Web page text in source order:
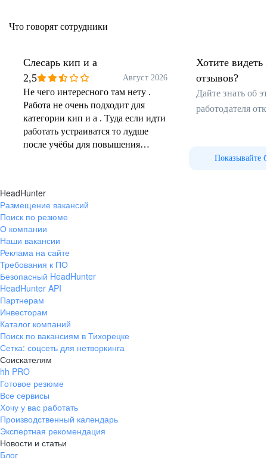
Карьера
Подробнее
Что говорят сотрудники
Слесарь кип и а
2,5
Август 2026
Не чего интересного там нету .
Работа не очень подходит для
категории кип и а . Туда если идти
работать устраиватся то лудше
после учёбы для повышения
Хотите видеть
отзывов?
Дайте знать об
работодателя
Показывайте
HeadHunter
Размещение вакансий
Поиск по резюме
О компании
Наши вакансии
Реклама на сайте
Требования к ПО
Безопасный HeadHunter
HeadHunter API
Партнерам
Инвесторам
Каталог компаний
Поиск по вакансиям в Тихорецке
Сетка: соцсеть для нетворкинга
Соискателям
hh PRO
Готовое резюме
Все сервисы
Хочу у вас работать
Производственный календарь
Экспертная рекомендация
Новости и статьи
Блог